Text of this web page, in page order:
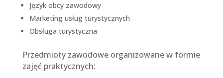
Język obcy zawodowy
Marketing usług turystycznych
Obsługa turystyczna
Przedmioty zawodowe organizowane w formie
zajęć praktycznych: